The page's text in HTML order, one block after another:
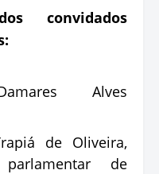
convidados
Alves
de Oliveira,
de